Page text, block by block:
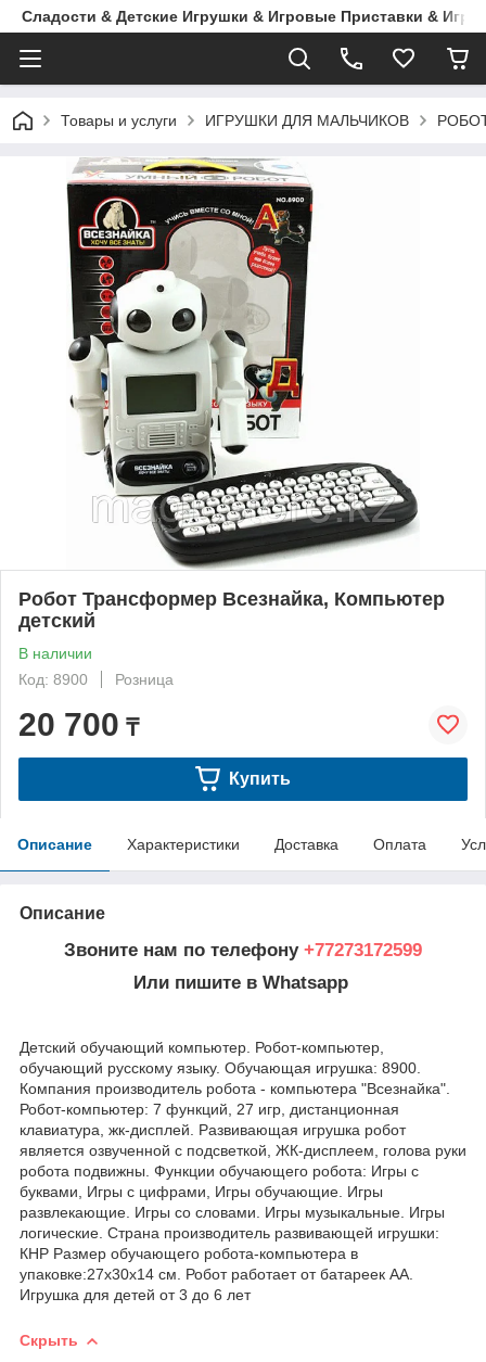
Сладости & Детские Игрушки & Игровые Приставки & Игры
Товары и услуги ИГРУШКИ ДЛЯ МАЛЬЧИКОВ
Робот Трансформер Всезнайка, Компьютер
детский
В наличии
Код: 8900
Розница
20 700 ₸
Купить
Описание Характеристики Доставка Оплата
Описание
Звоните нам по телефону +77273172599
Или пишите в Whatsapp
Детский обучающий компьютер. Робот-компьютер,
обучающий русскому языку. Обучающая игрушка: 8900.
Компания производитель робота - компьютера "Всезнайка".
Робот-компьютер: 7 функций, 27 игр, дистанционная
клавиатура, жк-дисплей. Развивающая игрушка робот
является озвученной с подсветкой, ЖК-дисплеем, голова руки
робота подвижны. Функции обучающего робота: Игры с
буквами, Игры с цифрами, Игры обучающие. Игры
развлекающие. Игры со словами. Игры музыкальные. Игры
логические. Страна производитель развивающей игрушки:
КНР Размер обучающего робота-компьютера в
упаковке:27х30х14 см. Робот работает от батареек АА.
Игрушка для детей от 3 до 6 лет
Скрыть